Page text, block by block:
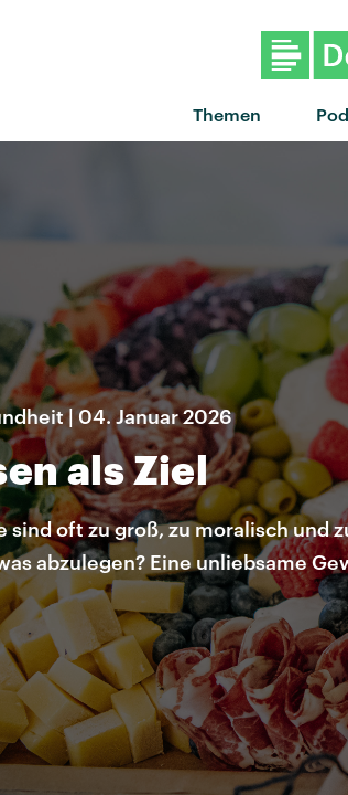
Themen
| 04. Januar 2026
als Ziel
sind oft zu groß, zu moralisch und
abzulegen? Eine unliebsame